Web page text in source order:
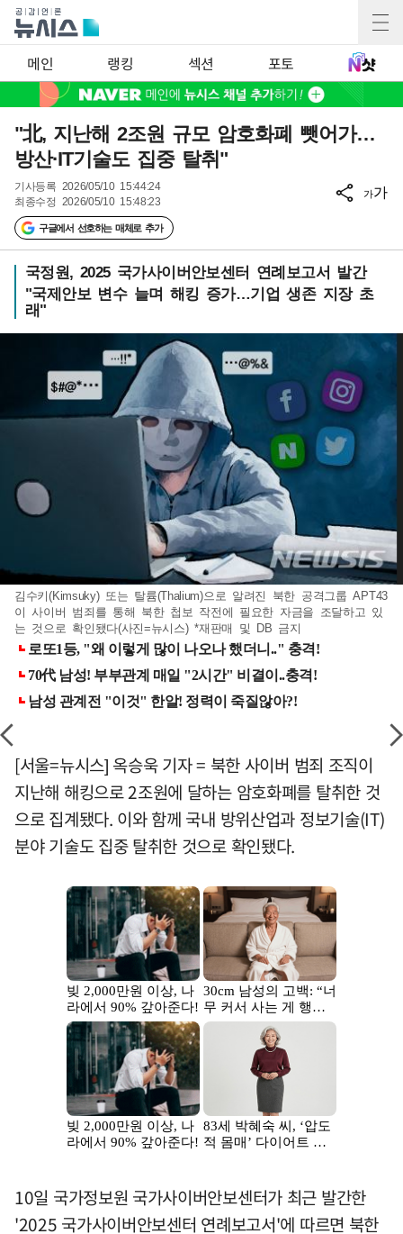
메인 랭킹 섹션 포토
"北, 지난해 2조원 규모 암호화폐 뺏어가…
방산·IT기술도 집중 탈취"
기사등록 2026/05/10 15:44:24
최종수정 2026/05/10 15:48:23
구글에서 선호하는 매체로 추가
가가
국정원, 2025 국가사이버안보센터 연례보고서 발간
"국제안보 변수 늘며 해킹 증가…기업 생존 지장 초
래"
김수키(Kimsuky) 또는 탈륨(Thalium)으로 알려진 북한 공격그룹 APT43
이 사이버 범죄를 통해 북한 첩보 작전에 필요한 자금을 조달하고 있
는 것으로 확인됐다(사진=뉴시스) *재판매 및 DB 금지
[서울=뉴시스] 옥승욱 기자 = 북한 사이버 범죄 조직이
지난해 해킹으로 2조원에 달하는 암호화폐를 탈취한 것
으로 집계됐다. 이와 함께 국내 방위산업과 정보기술(IT)
분야 기술도 집중 탈취한 것으로 확인됐다.
10일 국가정보원 국가사이버안보센터가 최근 발간한
'2025 국가사이버안보센터 연례보고서'에 따르면 북한